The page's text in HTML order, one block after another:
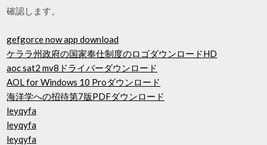
確認します。
gefgorce now app download
ケララ州政府の国家奉仕制度のロゴダウンロードHD
aoc sat2 mv8ドライバーダウンロード
AOL for Windows 10 Proダウンロード
海洋学への招待第7版PDFダウンロード
leyqyfa
leyqyfa
leyqyfa